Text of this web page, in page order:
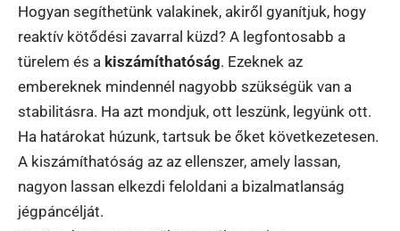
Hogyan segíthetünk valakinek, akiről gyanítjuk, hogy
reaktív kötődési zavarral küzd? A legfontosabb a
türelem és a kiszámíthatóság. Ezeknek az
embereknek mindennél nagyobb szükségük van a
stabilitásra. Ha azt mondjuk, ott leszünk, legyünk ott.
Ha határokat húzunk, tartsuk be őket következetesen.
A kiszámíthatóság az az ellenszer, amely lassan,
nagyon lassan elkezdi feloldani a bizalmatlanság
jégpáncélját.